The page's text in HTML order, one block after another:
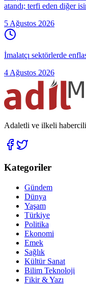
atandı; terfi eden diğer
5 Ağustos 2026
İmalatçı sektörlerde
4 Ağustos 2026
Adaletli ve ilkeli
Kategoriler
Gündem
Dünya
Yaşam
Türkiye
Politika
Ekonomi
Emek
Sağlık
Kültür Sanat
Bilim Teknoloji
Fikir & Yazı